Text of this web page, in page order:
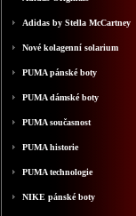
Adidas by Stella McCartney
Nové kolagenní solarium
PUMA pánské boty
PUMA dámské boty
PUMA současnost
PUMA historie
PUMA technologie
NIKE pánské boty